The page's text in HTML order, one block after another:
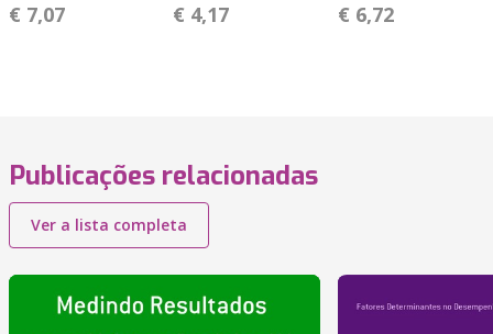
€ 7,07 € 4,17 € 6,72
Publicações relacionadas
Ver a lista completa